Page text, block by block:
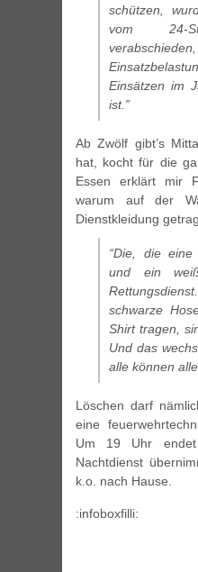
schützen,
vom 24-
Einsätzen im
ist.”
Ab Zwölf gibt’s
hat, kocht für die
Essen erklärt mir
warum auf der
Dienstkleidung
“Die, die
und ein
schwarze
Shirt tragen,
Und das
alle können
Löschen darf
eine
Um 19 Uhr
Nachtdienst
k.o. nach Hause.
:infoboxfilli: